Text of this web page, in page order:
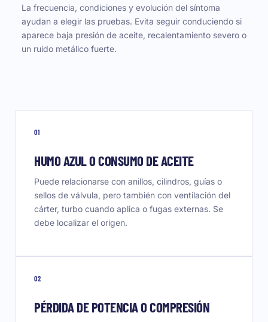
La frecuencia, condiciones y evolución del síntoma
ayudan a elegir las pruebas. Evita seguir conduciendo si
aparece baja presión de aceite, recalentamiento severo o
un ruido metálico fuerte.
01
HUMO AZUL O CONSUMO DE ACEITE
Puede relacionarse con anillos, cilindros, guías o
sellos de válvula, pero también con ventilación del
cárter, turbo cuando aplica o fugas externas. Se
debe localizar el origen.
02
PÉRDIDA DE POTENCIA O COMPRESIÓN